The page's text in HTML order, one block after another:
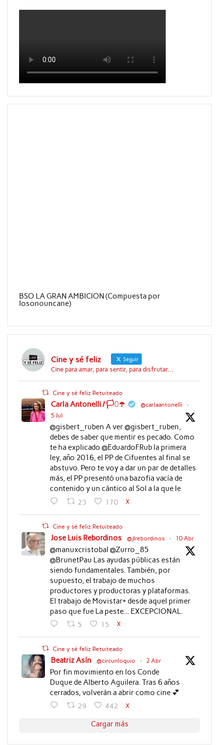
BSO LA GRAN AMBICION (Compuesta por
Iosonouncane)
Cine y sé feliz Seguir
Cine para amar, para sentir, para disfrutar...
Cine y sé feliz Retuiteado
Carla Antonelli / 🏳️‍⚧️☂️ @carlaantonelli
·
5 Jul
@gisbert_ruben A ver @gisbert_ruben,
debes de saber que mentir es pecado. Como
te ha explicado @EduardoFRub la primera
ley, año 2016, el PP de Cifuentes al final se
abstuvo. Pero te voy a dar un par de detalles
más, el PP presentó una bazofia vacía de
contenido y un cántico al Sol a la que le
23 170 X
Cine y sé feliz Retuiteado
Jose Luis Rebordinos @jlrebordinos · 10 Abr
@manuxcristobal @Zurro_85
@BrunetPau Las ayudas públicas están
siendo fundamentales. También, por
supuesto, el trabajo de muchos
productores y productoras y plataformas.
El trabajo de Movistar+ desde aquel primer
paso que fue La peste... EXCEPCIONAL.
5 15 X
Cine y sé feliz Retuiteado
Beatriz Asín @circunloquio · 2 Abr
Por fin movimiento en los Conde
Duque de Alberto Aguilera. Tras 6 años
cerrados, volverán a abrir como cine 💕
29 442 X
Cargar más